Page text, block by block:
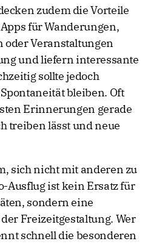
zudem die Vorteile
für Wanderungen,
Veranstaltungen
und liefern interessante
sollte jedoch
bleiben. Oft
Erinnerungen gerade
treiben lässt und neue
sich nicht mit anderen zu
Ausflug ist kein Ersatz für
sondern eine
Freizeitgestaltung. Wer
schnell die besonderen